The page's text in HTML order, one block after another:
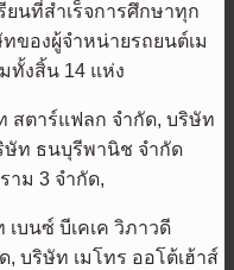
ยนที่สำเร็จการศึกษาทุก
ของผู้จำหน่ายรถยนต์เม
ทั้งสิ้น 14 แห่ง
สตาร์แฟลก จำกัด, บริษัท
ษัท ธนบุรีพานิช จำกัด
าม 3 จำกัด,
บนซ์ บีเคเค วิภาวดี
บริษัท เมโทร ออโต้เฮ้าส์